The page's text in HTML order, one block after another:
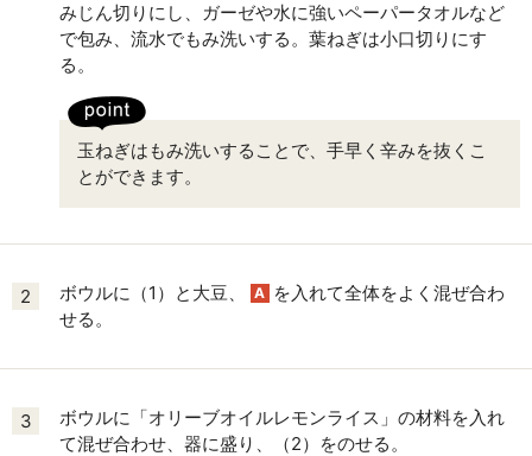
みじん切りにし、ガーゼや水に強いペーパータオルなど
で包み、流水でもみ洗いする。葉ねぎは小口切りにす
る。
玉ねぎはもみ洗いすることで、手早く辛みを抜くこ
とができます。
2 ボウルに（1）と大豆、 A を入れて全体をよく混ぜ合わ
せる。
3
ボウルに「オリーブオイルレモンライス」の材料を入れ
て混ぜ合わせ、器に盛り、（2）をのせる。